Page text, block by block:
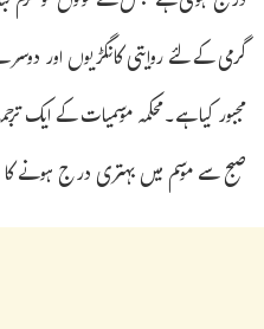
گرمی کے لئے روایتی کانگڑیوں اور
صبح سے موسم میں بہتری درج ہونے